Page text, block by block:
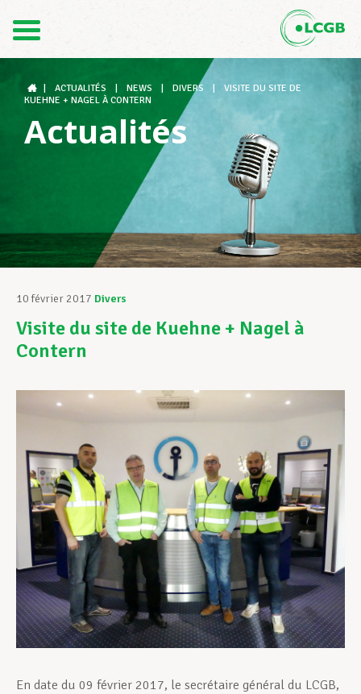
DE
Le LCGB
Structures syndicales
Assistance au Travail
Vos droits
Assistance en vie privée
Développement professionnel
Devenir Membre
Actualités
ACTUALITÉS NEWS DIVERS
VISITE DU SITE DE
KUEHNE + NAGEL À CONTERN
Actualités
10 février 2017 Divers
Visite du site de Kuehne + Nagel à
Contern
En date du 09 février 2017, le secrétaire général du LCGB,